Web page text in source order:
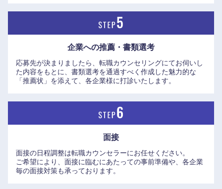
企業への推薦・書類選考
応募先が決まりましたら、転職カウンセリングにてお伺いし
た内容をもとに、書類選考を通過すべく作成した魅力的な
「推薦状」を添えて、各企業様に打診いたします。
面接
面接の日程調整は転職カウンセラーにお任せください。
ご希望により、面接に臨むにあたっての事前準備や、各企業
毎の面接対策も承っております。